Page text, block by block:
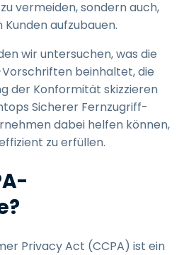
vermeiden, sondern auch,
aufzubauen.
wir untersuchen, was die
beinhaltet, die
der Konformität skizzieren
Sicherer Fernzugriff-
dabei helfen können,
zu erfüllen.
Privacy Act (CCPA) ist ein